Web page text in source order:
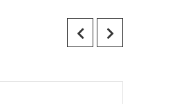
SOUTH AMERICAN STAR 2026